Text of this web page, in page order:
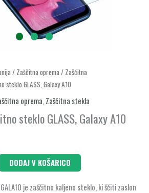
/ Zaščitna oprema/ Zaščitna
steklo GLASS, Galaxy A10
oprema, Zaščitna stekla
steklo GLASS, Galaxy A10
DODAJ V KOŠARICO
je zaščitno kaljeno steklo, ki ščiti zaslon